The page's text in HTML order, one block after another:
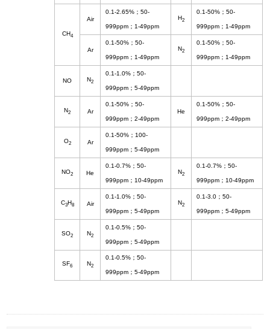
CH4
Air
0.1-2.65%； 50-
999ppm； 1-49ppm
H2
0.1-50%； 50-
999ppm； 1-49ppm
Ar
0.1-50%； 50-
999ppm； 1-49ppm
N2
0.1-50%； 50-
999ppm； 1-49ppm
NO N2
0.1-1.0%； 50-
999ppm； 5-49ppm
N2 Ar
0.1-50%； 50-
999ppm； 2-49ppm
He
0.1-50%； 50-
999ppm； 2-49ppm
O2 Ar
0.1-50%； 100-
999ppm； 5-49ppm
NO2 He
0.1-0.7%； 50-
999ppm； 10-49ppm
N2
0.1-0.7%； 50-
999ppm； 10-49ppm
C3H8 Air
0.1-1.0%； 50-
999ppm； 5-49ppm
N2
0.1-3.0； 50-
999ppm； 5-49ppm
SO2 N2
0.1-0.5%； 50-
999ppm； 5-49ppm
SF6 N2
0.1-0.5%； 50-
999ppm； 5-49ppm